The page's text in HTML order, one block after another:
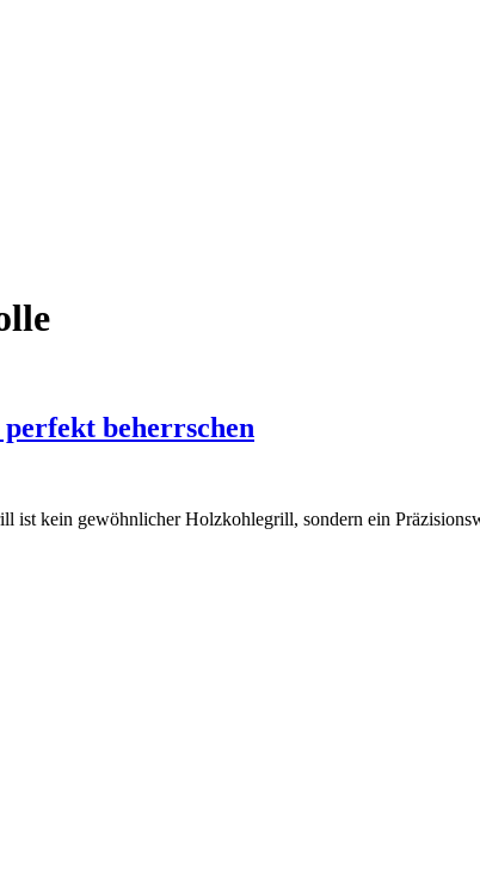
beherrschen
ist kein gewöhnlicher Holzkohlegrill, sondern ein